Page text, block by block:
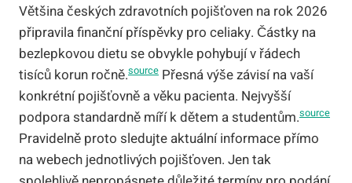
Většina českých zdravotních pojišťoven na rok 2026
připravila finanční příspěvky pro celiaky. Částky na
bezlepkovou dietu se obvykle pohybují v řádech
tisíců korun ročně.source Přesná výše závisí na vaší
konkrétní pojišťovně a věku pacienta. Nejvyšší
podpora standardně míří k dětem a studentům.source
Pravidelně proto sledujte aktuální informace přímo
na webech jednotlivých pojišťoven. Jen tak